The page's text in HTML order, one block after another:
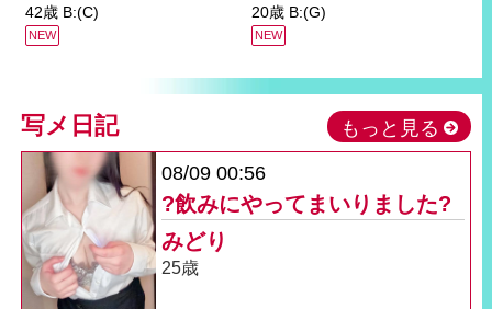
42歳 B:(C)
NEW
20歳 B:(G)
NEW
写メ日記 もっと見る
08/09 00:56
?飲みにやってまいりました?
みどり
25歳